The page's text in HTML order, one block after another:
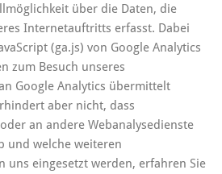
über die Daten, die
Internetauftritts erfasst. Dabei
(ga.js) von Google Analytics
zum Besuch unseres
Google Analytics übermittelt
aber nicht, dass
an andere Webanalysedienste
und welche weiteren
uns eingesetzt werden, erfahren Sie